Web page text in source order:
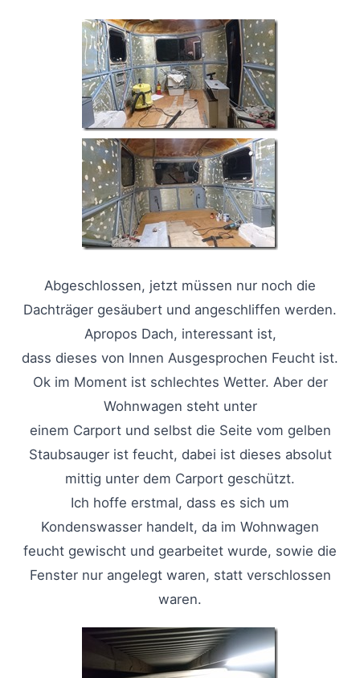
Abgeschlossen, jetzt müssen nur noch die
Dachträger gesäubert und angeschliffen werden.
Apropos Dach, interessant ist,
dass dieses von Innen Ausgesprochen Feucht ist.
Ok im Moment ist schlechtes Wetter. Aber der
Wohnwagen steht unter
einem Carport und selbst die Seite vom gelben
Staubsauger ist feucht, dabei ist dieses absolut
mittig unter dem Carport geschützt.
Ich hoffe erstmal, dass es sich um
Kondenswasser handelt, da im Wohnwagen
feucht gewischt und gearbeitet wurde, sowie die
Fenster nur angelegt waren, statt verschlossen
waren.